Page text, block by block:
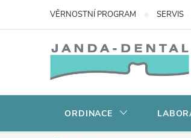
VĚRNOSTNÍ PROGRAM SERVIS
ORDINACE